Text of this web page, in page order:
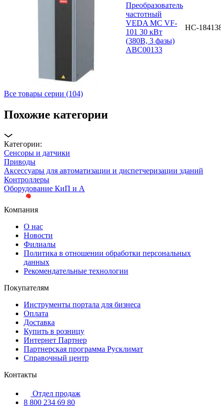
Преобразователь
частотный
VEDA MC VF-
101 30 кВт
(380В, 3 фазы)
ABC00133
НС-
Все товары серии (104)
Похожие категории
Категории:
Сенсоры и датчики
Приводы
Аксессуары для автоматизации и диспетчеризации зданий
Контроллеры
Оборудование КиП и А
Компания
О нас
Новости
Филиалы
Политика в отношении обработки персональных
данных
Рекомендательные технологии
Покупателям
Инструменты портала для бизнеса
Оплата
Доставка
Купить в розницу
Интернет Партнер
Партнерская программа Русклимат
Справочный центр
Контакты
Отдел продаж
8 800 234 69 80